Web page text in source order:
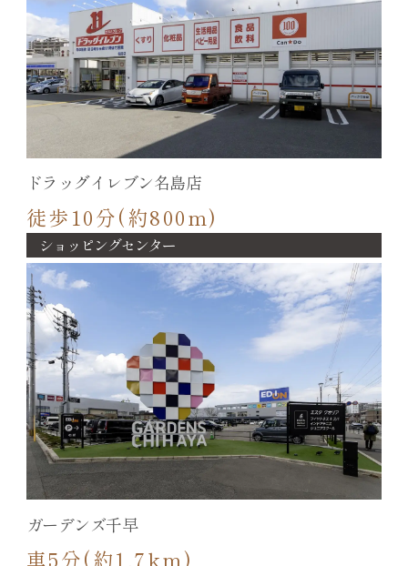
ドラッグイレブン名島店
徒歩10分(約800m)
ショッピングセンター
ガーデンズ千早
車5分(約1.7km)